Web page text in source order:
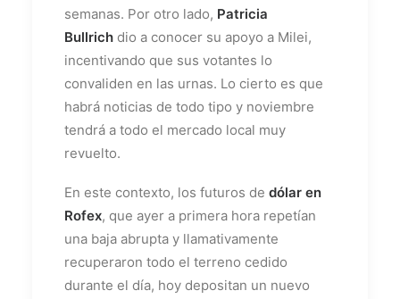
semanas. Por otro lado, Patricia
Bullrich dio a conocer su apoyo a Milei,
incentivando que sus votantes lo
convaliden en las urnas. Lo cierto es que
habrá noticias de todo tipo y noviembre
tendrá a todo el mercado local muy
revuelto.
En este contexto, los futuros de dólar en
Rofex, que ayer a primera hora repetían
una baja abrupta y llamativamente
recuperaron todo el terreno cedido
durante el día, hoy depositan un nuevo